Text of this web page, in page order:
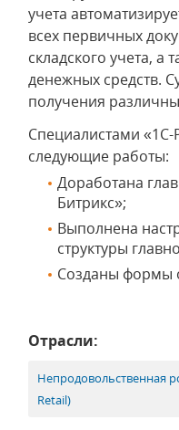
учета
всех первичных
складского учета, а
денежных средств.
получения
Специалистами
следующие работы:
Доработана
Битрикс»;
Выполнена
структуры
Созданы формы
Отрасли:
Непродовольственная
Retail)